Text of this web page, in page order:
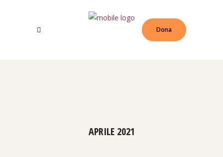
Dona
APRILE 2021